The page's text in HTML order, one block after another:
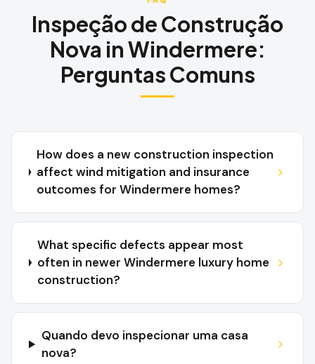
Inspeção de Construção
Nova inWindermere:
Perguntas Comuns
How does a new construction inspection
affect wind mitigation and insurance
outcomes for Windermere homes?
What specific defects appear most
often in newer Windermere luxury home
construction?
Quando devo inspecionar uma casa
nova?